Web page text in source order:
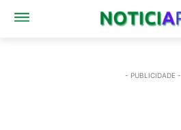
- PUBLICIDADE -